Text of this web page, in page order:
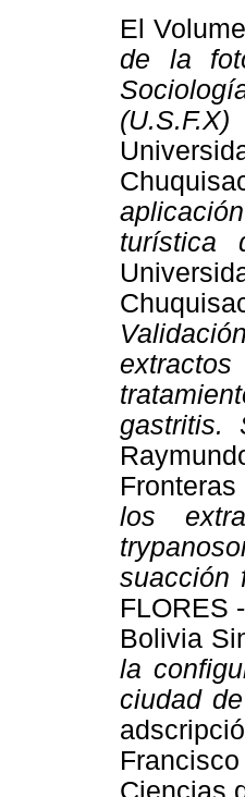
El
de la
(U.S.F.X)
turística
gastritis.
los
suacción
FLORES
Bolivia
la
ciudad